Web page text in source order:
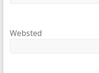
Websted